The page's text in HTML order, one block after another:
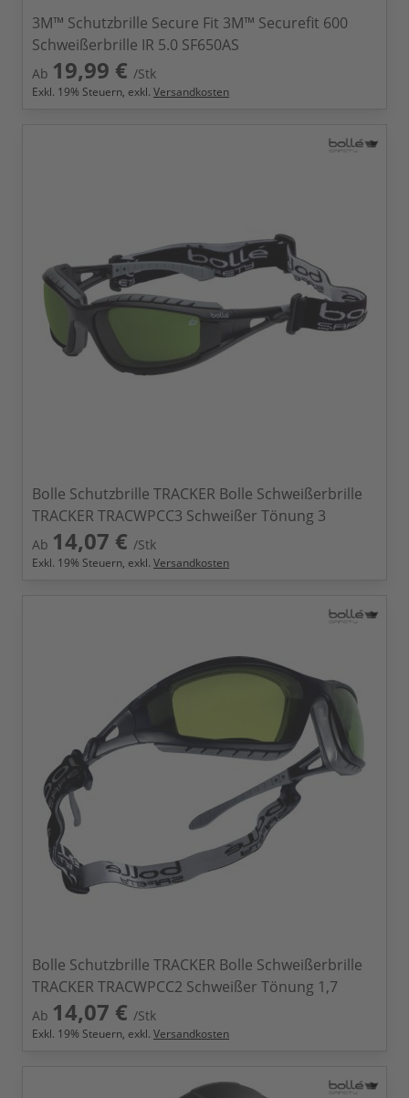
3M™ Schutzbrille Secure Fit 3M™ Securefit 600
Schweißerbrille IR 5.0 SF650AS
Ab 19,99 € /Stk
Exkl. 19% Steuern, exkl. Versandkosten
Bolle Schutzbrille TRACKER Bolle Schweißerbrille
TRACKER TRACWPCC3 Schweißer Tönung 3
Ab 14,07 € /Stk
Exkl. 19% Steuern, exkl. Versandkosten
Bolle Schutzbrille TRACKER Bolle Schweißerbrille
TRACKER TRACWPCC2 Schweißer Tönung 1,7
Ab 14,07 € /Stk
Exkl. 19% Steuern, exkl. Versandkosten